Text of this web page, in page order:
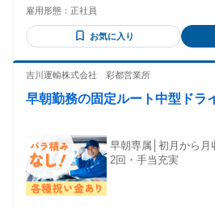
（直近実績のため業績により変動あ
方 ✅手に職をつけたい方、大歓迎！ ◤￣￣￣￣￣￣￣￣￣￣
￣￣￣￣￣￣￣￣￣ 必須条件は「中型免許」のみ！ ＿＿＿＿
＿＿＿＿＿＿＿＿＿＿＿＿＿＿＿◢ 業界未経験でも挑戦可能
力として歓迎します◎ 「体を動かす
待ちしています！ 20代～40代が中心に活躍中！ 現場は必ず複
られる職場です！
雇用形態： 正社員
お気に入り
吉川運輸株式会社 彩都営業所
早朝勤務の固定ルート中型ドラ
早朝専属│初月から月
2回・手当充実